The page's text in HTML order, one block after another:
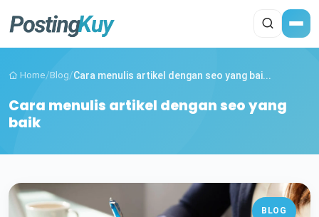
Home/Blog/Cara menulis artikel dengan seo yang bai...
Cara menulis artikel dengan seo yang
baik
BLOG